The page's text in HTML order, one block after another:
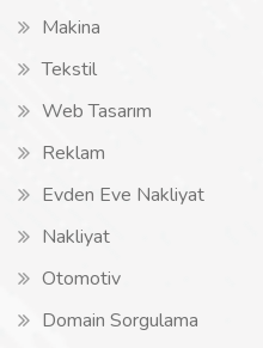
Makina
Tekstil
Web Tasarım
Reklam
Evden Eve Nakliyat
Nakliyat
Otomotiv
Domain Sorgulama